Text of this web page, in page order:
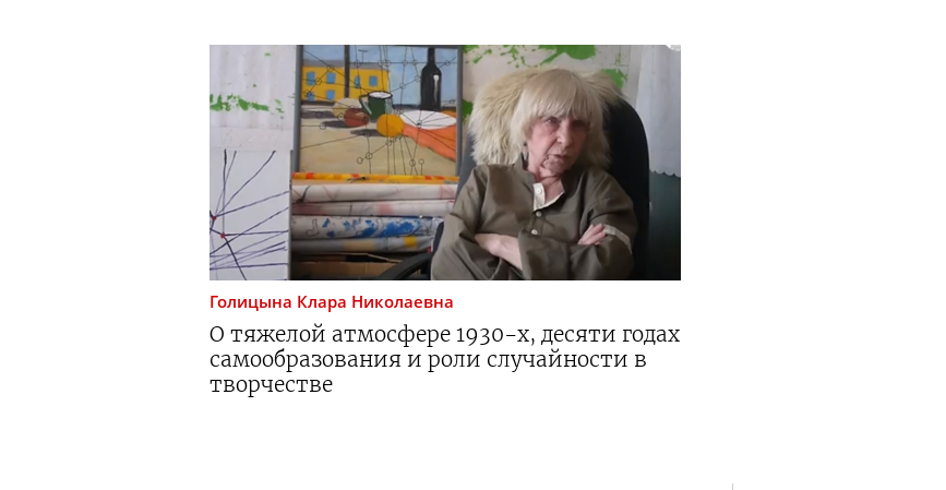
Голицына Клара Николаевна
О тяжелой атмосфере 1930-х, десяти годах
самообразования и роли случайности в
творчестве